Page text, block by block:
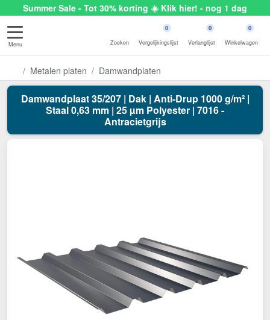
Summer Sale - Tot 30% korting ☀️ Klik hier! - nog 1 dag
Menu Zoeken
0
Vergelijkingslijst
0
Verlanglijst
0
Winkelwagen
Metalen platen Damwandplaten
Damwandplaat 35/207 | Dak | Anti-Drup 1000 g/m² |
Staal 0,63 mm | 25 µm Polyester | 7016 -
Antracietgrijs